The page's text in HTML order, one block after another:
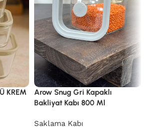
KREM
Arow Snug Gri Kapaklı
Bakliyat Kabı 800 Ml
Saklama Kabı